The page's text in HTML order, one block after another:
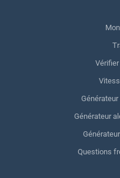
Générateur
Questions